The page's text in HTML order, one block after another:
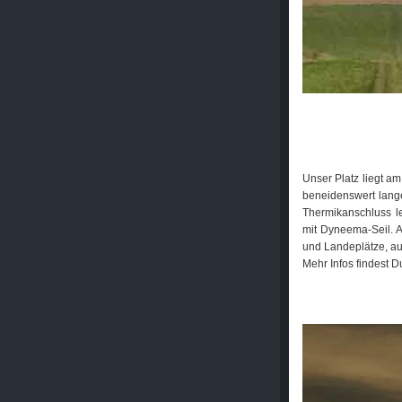
Unser Platz liegt
beneidenswert
Thermikanschluss
mit Dyneema-Seil.
und Landeplätze,
Mehr Infos findest